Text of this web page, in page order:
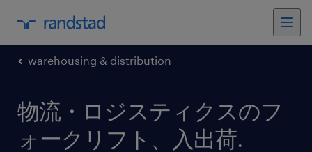
warehousing & distribution
物流・ロジスティクスのフ
ォークリフト、入出荷.